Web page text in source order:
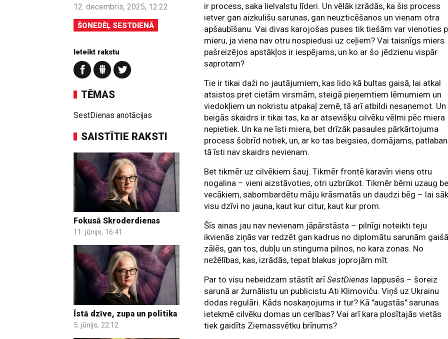
12. decembris, 2025, 12:22
ŠONEDĒĻ SESTDIENĀ
Ieteikt rakstu
TĒMAS
SestDienas anotācijas
SAISTĪTIE RAKSTI
Fokusā Skroderdienas
11. jūnijs, 16:41
Īstā dzīve, zupa un politika
5. jūnijs, 22:12
ir process, saka lielvalstu līderi. Un vēlāk izrādās, ka šis process
ietver gan aizkulišu sarunas, gan neuzticēšanos un vienam otra
apšaubīšanu. Vai divas karojošas puses tik tiešām var vienoties
mieru, ja viena nav otru nospiedusi uz ceļiem? Vai taisnīgs miers
pašreizējos apstākļos ir iespējams, un ko ar šo jēdzienu vispār
saprotam?
Tie ir tikai daži no jautājumiem, kas lido kā bultas gaisā, lai atkal
atsistos pret cietām virsmām, steigā pieņemtiem lēmumiem un
viedokļiem un nokristu atpakaļ zemē, tā arī atbildi nesaņemot. Un
beigās skaidrs ir tikai tas, ka ar atsevišķu cilvēku vēlmi pēc miera
nepietiek. Un ka ne īsti miera, bet drīzāk pasaules pārkārtojuma
process šobrīd notiek, un, ar ko tas beigsies, domājams, patlaban
tā īsti nav skaidrs nevienam.
Bet tikmēr uz cilvēkiem šauj. Tikmēr frontē karavīri viens otru
nogalina – vieni aizstāvoties, otri uzbrūkot. Tikmēr bērni uzaug
vecākiem, sabombardētu māju krāsmatās un daudzi bēg – lai
visu dzīvi no jauna, kaut kur citur, kaut kur prom.
Šīs ainas jau nav nevienam jāpārstāsta – pilnīgi noteikti teju
ikvienās ziņās var redzēt gan kadrus no diplomātu sarunām
zālēs, gan tos, dubļu un stinguma pilnos, no kara zonas. No
nežēlības, kas, izrādās, tepat blakus joprojām mīt.
Par to visu nebeidzam stāstīt arīSestDienas lappusēs – šoreiz
sarunā ar žurnālistu un publicistu Ati Klimoviču. Viņš uz Ukrainu
dodas regulāri. Kāds noskaņojums ir tur? Kā "augstās" sarunas
ietekmē cilvēku domas un cerības? Vai arī kara plosītajās vietās
tiek gaidīts Ziemassvētku brīnums?